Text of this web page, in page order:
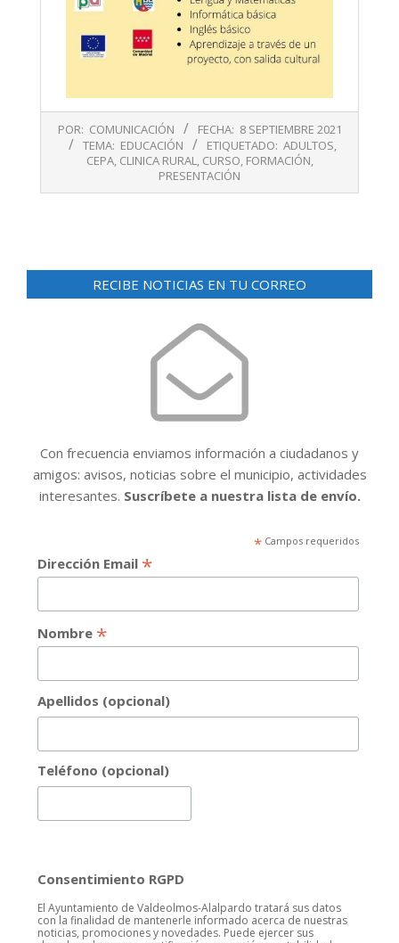
09-
POR: COMUNICACIÓN FECHA: 8 SEPTIEMBRE 2021
TEMA: EDUCACIÓN ETIQUETADO: ADULTOS,
CEPA, CLINICA RURAL, CURSO, FORMACIÓN,
PRESENTACIÓN
RECIBE NOTICIAS EN TU CORREO
Con frecuencia enviamos información a ciudadanos y
amigos: avisos, noticias sobre el municipio, actividades
interesantes. Suscríbete a nuestra lista de envío.
*Campos requeridos
Dirección Email *
Nombre *
Apellidos (opcional)
Teléfono (opcional)
Consentimiento RGPD
El Ayuntamiento de Valdeolmos-Alalpardo tratará sus datos
con la finalidad de mantenerle informado acerca de nuestras
noticias, promociones y novedades. Puede ejercer sus